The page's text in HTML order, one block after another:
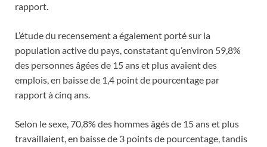
rapport.
L’étude du recensement a également porté sur la
population active du pays, constatant qu’environ 59,8%
des personnes âgées de 15 ans et plus avaient des
emplois, en baisse de 1,4 point de pourcentage par
rapport à cinq ans.
Selon le sexe, 70,8% des hommes âgés de 15 ans et plus
travaillaient, en baisse de 3 points de pourcentage, tandis